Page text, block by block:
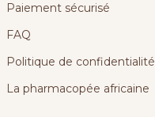
Paiement sécurisé
FAQ
Politique de confidentialité
La pharmacopée africaine